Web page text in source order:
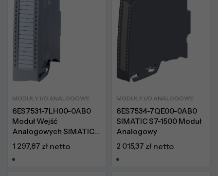
MODUŁY I/O ANALOGOWE
6ES7531-7LH00-0AB0
Moduł Wejść
Analogowych SIMATIC
S7-1500
1 297,87 zł netto
MODUŁY I/O ANALOGOWE
6ES7534-7QE00-0AB0
SIMATIC S7-1500 Moduł
Analogowy
2 015,37 zł netto